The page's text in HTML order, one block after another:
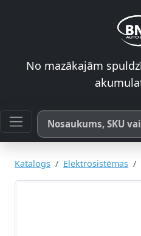
No mazākajām
Meklēt pēc produkta
Katalogs Elektrosistēmas